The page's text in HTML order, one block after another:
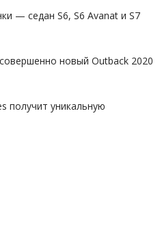
— седан S6, S6 Avanat и S7
новый Outback 2020
получит уникальную